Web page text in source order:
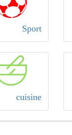
Sport
cuisine